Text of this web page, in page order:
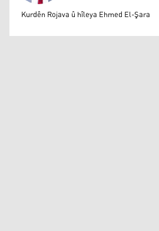
Mihemed Eli Destmalî
Kurdên Rojava û hîleya Ehmed El-Şara